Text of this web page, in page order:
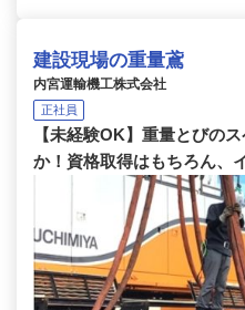
建設現場の重量鳶
内宮運輸機工株式会社
正社員
【未経験OK】重量とびの
か！資格取得はもちろん、